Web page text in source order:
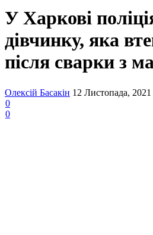
У Харкові
дівчинку, яка
після сварки з
Олексій Басакін 12 Листопада,
0
0